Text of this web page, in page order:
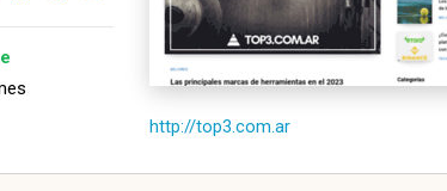
http://top3.com.ar